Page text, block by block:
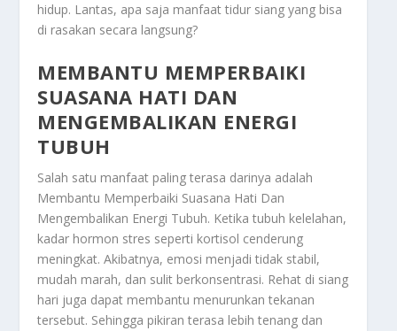
hidup. Lantas, apa saja manfaat tidur siang yang bisa
di rasakan secara langsung?
MEMBANTU MEMPERBAIKI
SUASANA HATI DAN
MENGEMBALIKAN ENERGI
TUBUH
Salah satu manfaat paling terasa darinya adalah
Membantu Memperbaiki Suasana Hati Dan
Mengembalikan Energi Tubuh. Ketika tubuh kelelahan,
kadar hormon stres seperti kortisol cenderung
meningkat. Akibatnya, emosi menjadi tidak stabil,
mudah marah, dan sulit berkonsentrasi. Rehat di siang
hari juga dapat membantu menurunkan tekanan
tersebut. Sehingga pikiran terasa lebih tenang dan